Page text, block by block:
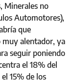
Minerales no
Automotores),
que
muy alentador, ya
seguir poniendo
el 18% del
15% de los